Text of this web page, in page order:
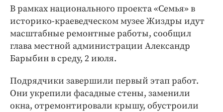
Блоги
Издания
Медиаперсона
Интересное чтиво
Бренд года
Работодатель года
В рамках национального проекта «Семья» в
историко-краеведческом музее Жиздры идут
масштабные ремонтные работы, сообщил
глава местной администрации Александр
Барыбин в среду, 2 июля.
Подрядчики завершили первый этап работ.
Они укрепили фасадные стены, заменили
окна, отремонтировали крышу, обустроили